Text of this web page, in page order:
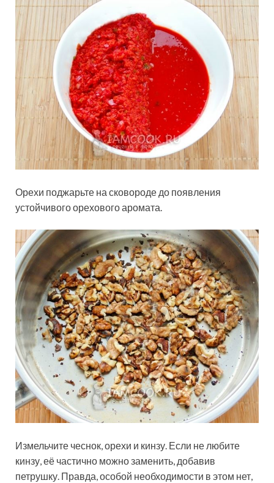
Орехи поджарьте на сковороде до появления
устойчивого орехового аромата.
Измельчите чеснок, орехи и кинзу. Если не любите
кинзу, её частично можно заменить, добавив
петрушку. Правда, особой необходимости в этом нет,